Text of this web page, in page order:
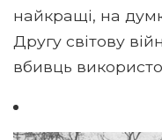
найкращі, на
Другу світову
вбивць